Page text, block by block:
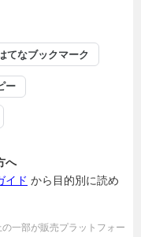
てなブックマーク
ー
へ
イド から目的別に読め
一部が販売プラットフォー